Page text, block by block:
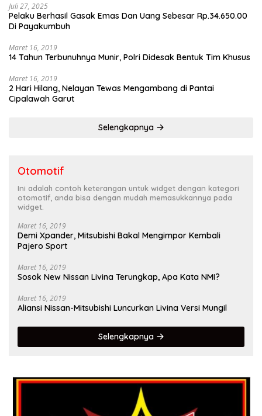
Juli 27, 2025
Pelaku Berhasil Gasak Emas Dan Uang Sebesar Rp.34.650.00
Di Payakumbuh
Maret 16, 2019
14 Tahun Terbunuhnya Munir, Polri Didesak Bentuk Tim Khusus
Maret 16, 2019
2 Hari Hilang, Nelayan Tewas Mengambang di Pantai
Cipalawah Garut
Selengkapnya
Otomotif
Ini adalah contoh keterangan untuk widget dengan kategori
otomotif, anda bisa dengan mudah memasukkannya pada
widget.
Maret 16, 2019
Demi Xpander, Mitsubishi Bakal Mengimpor Kembali
Pajero Sport
Maret 16, 2019
Sosok New Nissan Livina Terungkap, Apa Kata NMI?
Maret 16, 2019
Aliansi Nissan-Mitsubishi Luncurkan Livina Versi Mungil
Selengkapnya